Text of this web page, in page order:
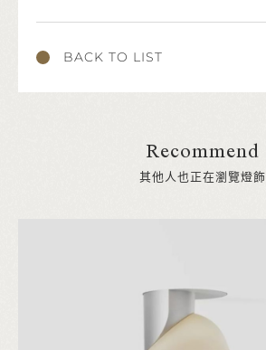
BACK TO LIST
Recommend
其他人也正在瀏覽燈飾